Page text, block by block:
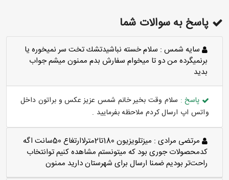
پاسخ به سوالات شما
سايه شمس : سلام خسته نباشيدتشك تخت سر نميخوره يا
برنميگرده من دو تا ميخوام سفارش بدم ممنون ميشم جواب
بديد
پاسخ : سلام وقت بخیر خانم شمس عزیز عکس و براتون داخل
واتس اپ ارسال کردم ملاحظه بفرمایید .
مرتضی مرادی :
میزتلویزیون 180تا2مترلاارتغاع 50سانت اگه
کدمحصولات جوری بود که میتونستم مشاهده کنیم توانتخاب
راحت‌تر بودیم ضمنا ارسال برای شهرستان دارید ممنون